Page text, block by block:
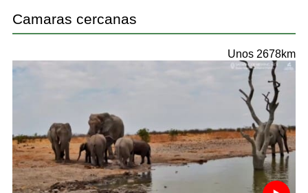
Camaras cercanas
Unos 2678km